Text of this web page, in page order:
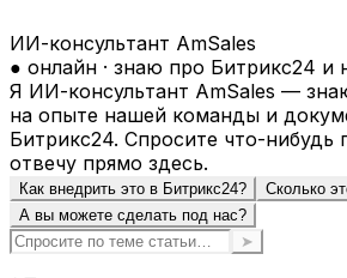
ИИ-консультант AmSales
● онлайн · знаю про Битрикс24 и
Я ИИ-консультант AmSales —
на опыте нашей команды и
Битрикс24. Спросите что-нибудь
отвечу прямо здесь.
Как внедрить это в Битрикс24?
Сколько
А вы можете сделать под нас?
➤